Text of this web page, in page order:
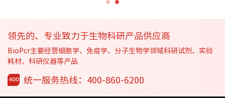
领先的、专业致力于生物科研产品供应商
BioPcr主要经营细胞学、免疫学、分子生物学领域科研试剂、实验
耗材、科研仪器等产品
统一服务热线：400-860-6200